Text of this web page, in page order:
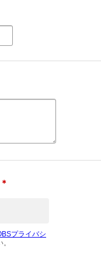
＊
プライバシ